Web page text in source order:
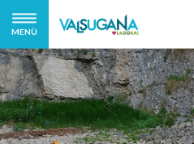
MENÙ